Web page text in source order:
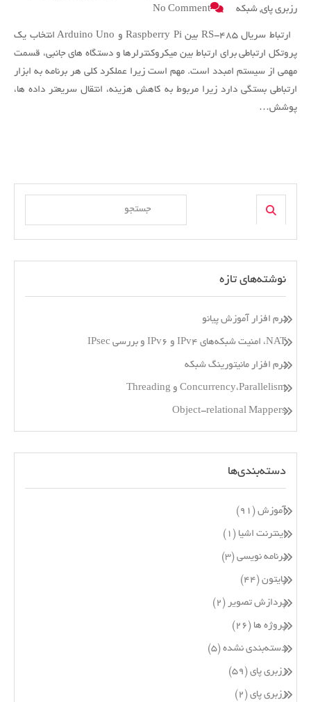
رزبری پای, شبکه No Comment
on
سریال
RS-
بین
Raspberry
ارتباط سریال RS-485 بین Raspberry Pi و Arduino Uno انتخاب یک
پروتکل ارتباطی برای ارتباط بین میکروکنترلرها و دستگاه های جانبی، قسمت
مهمی از سیستم امبدد است. مهم است زیرا عملکرد کلی هر برنامه به ابزار
ارتباطی بستگی دارد زیرا مربوط به کاهش هزینه، انتقال سریعتر داده ها،
پوشش…
نوشته‌های تازه
نرم افزار آموزش پیانو
NAT، امنیت شبکه‌های IPv4 و IPv6 و بررسی IPsec
نرم افزار مانیتورینگ شبکه
Concurrency،Parallelism و Threading
Object-relational Mappers
دسته‌بندی‌ها
آموزش (۹۱)
اینترنت اشیا (۱)
برنامه نویسی (۳)
پایتون (۴۴)
پردازش تصویر (۲)
پروژه ها (۲۶)
دسته‌بندی نشده (۵)
رزبری پای (۵۹)
رزبری پای (۲)